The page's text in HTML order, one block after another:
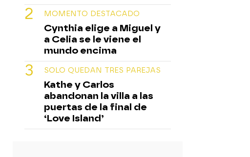
MOMENTO DESTACADO
Cynthia elige a Miguel y
a Celia se le viene el
mundo encima
SOLO QUEDAN TRES PAREJAS
Kathe y Carlos
abandonan la villa a las
puertas de la final de
‘Love Island’